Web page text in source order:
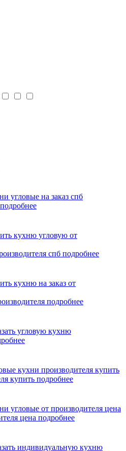
подробнее
спб подробнее
подробнее
купить подробнее
цена подробнее